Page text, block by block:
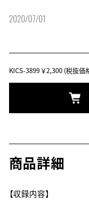
2020/07/01
KICS-3899￥2,300(税抜価
商品詳細
【収録内容】